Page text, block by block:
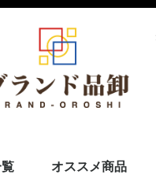
オススメ商品